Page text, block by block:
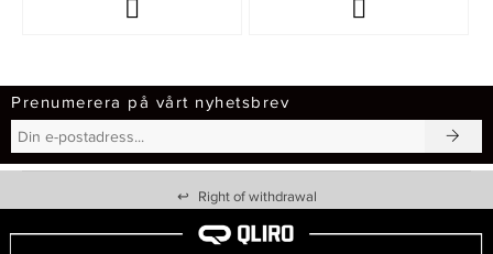
Prenumerera på vårt nyhetsbrev
↩ Right of withdrawal